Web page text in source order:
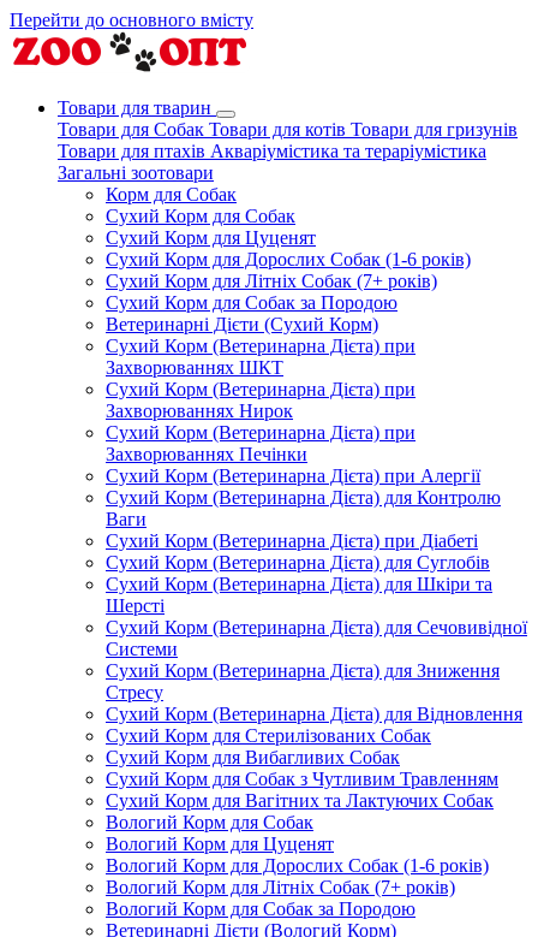
Перейти до основного вмісту
Товари для тварин
Товари для Собак Товари для котів Товари для гризунів
Товари для птахів Акваріумістика та тераріумістика
Загальні зоотовари
Корм для Собак
Сухий Корм для Собак
Сухий Корм для Цуценят
Сухий Корм для Дорослих Собак (1-6 років)
Сухий Корм для Літніх Собак (7+ років)
Сухий Корм для Собак за Породою
Ветеринарні Дієти (Сухий Корм)
Сухий Корм (Ветеринарна Дієта) при
Захворюваннях ШКТ
Сухий Корм (Ветеринарна Дієта) при
Захворюваннях Нирок
Сухий Корм (Ветеринарна Дієта) при
Захворюваннях Печінки
Сухий Корм (Ветеринарна Дієта) при Алергії
Сухий Корм (Ветеринарна Дієта) для Контролю
Ваги
Сухий Корм (Ветеринарна Дієта) при Діабеті
Сухий Корм (Ветеринарна Дієта) для Суглобів
Сухий Корм (Ветеринарна Дієта) для Шкіри та
Шерсті
Сухий Корм (Ветеринарна Дієта) для Сечовивідної
Системи
Сухий Корм (Ветеринарна Дієта) для Зниження
Стресу
Сухий Корм (Ветеринарна Дієта) для Відновлення
Сухий Корм для Стерилізованих Собак
Сухий Корм для Вибагливих Собак
Сухий Корм для Собак з Чутливим Травленням
Сухий Корм для Вагітних та Лактуючих Собак
Вологий Корм для Собак
Вологий Корм для Цуценят
Вологий Корм для Дорослих Собак (1-6 років)
Вологий Корм для Літніх Собак (7+ років)
Вологий Корм для Собак за Породою
Ветеринарні Дієти (Вологий Корм)